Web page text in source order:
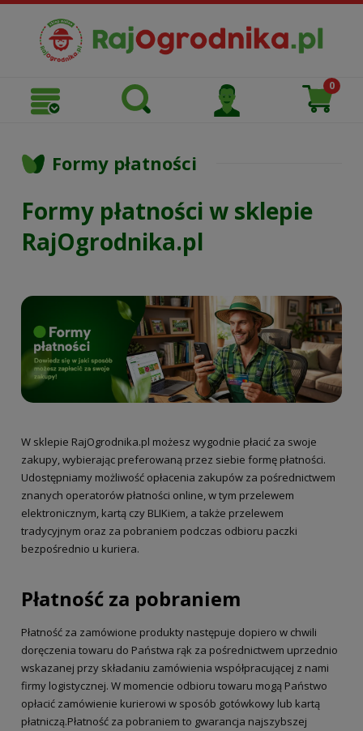
Formy płatności
Formy płatności w sklepie
RajOgrodnika.pl
W sklepie RajOgrodnika.pl możesz wygodnie płacić za swoje
zakupy, wybierając preferowaną przez siebie formę płatności.
Udostępniamy możliwość opłacenia zakupów za pośrednictwem
znanych operatorów płatności online, w tym przelewem
elektronicznym, kartą czy BLIKiem, a także przelewem
tradycyjnym oraz za pobraniem podczas odbioru paczki
bezpośrednio u kuriera.
Płatność za pobraniem
Płatność za zamówione produkty następuje dopiero w chwili
doręczenia towaru do Państwa rąk za pośrednictwem uprzednio
wskazanej przy składaniu zamówienia współpracującej z nami
firmy logistycznej. W momencie odbioru towaru mogą Państwo
opłacić zamówienie kurierowi w sposób gotówkowy lub kartą
płatniczą.Płatność za pobraniem to gwarancja najszybszej